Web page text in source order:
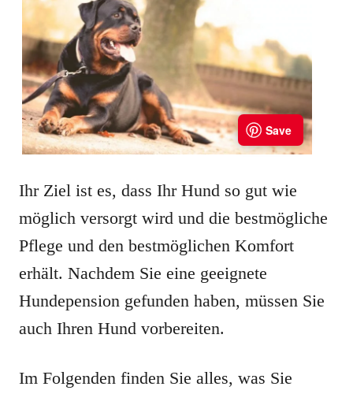
Ihr Ziel ist es, dass Ihr Hund so gut wie
möglich versorgt wird und die bestmögliche
Pflege und den bestmöglichen Komfort
erhält. Nachdem Sie eine geeignete
Hundepension gefunden haben, müssen Sie
auch Ihren Hund vorbereiten.
Im Folgenden finden Sie alles, was Sie